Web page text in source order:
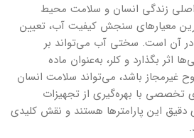
اصلی زندگی انسان و سلامت محیط
معیارهای سنجش کیفیت آب، تعیین
آن است. سختی آب می‌تواند بر
اثر بگذارد و کلر، به‌عنوان ماده
غیرمجاز باشد، می‌تواند سلامت انسان
تخصصی با بهره‌گیری از تجهیزات
دقیق این پارامترها هستند و نقش کلیدی